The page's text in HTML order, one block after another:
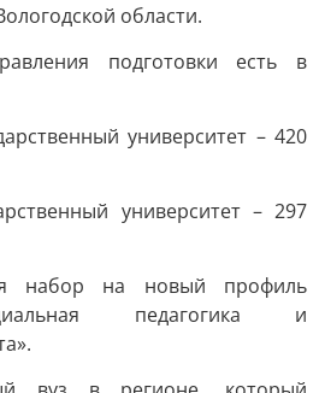
области.
подготовки есть в
университет – 420
университет – 297
набор на новый профиль
педагогика и